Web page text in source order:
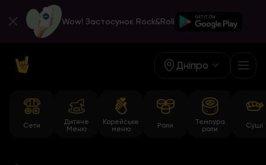
Wow! Застосунок Rock&Roll
Дніпро
Сети
Дитяче
Меню
Корейське
меню
Роли
Темпура
роли
Суші